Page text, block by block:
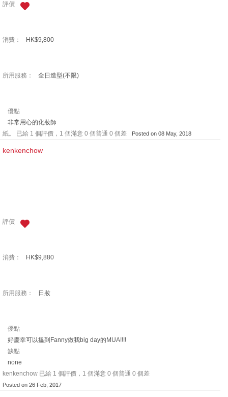
評價
消費： HK$9,800
所用服務： 全日造型(不限)
優點
非常用心的化妝師
紙。 已給 1 個評價，1 個滿意 0 個普通 0 個差
Posted on 08 May, 2018
kenkenchow
評價
消費： HK$9,880
所用服務： 日妝
優點
好慶幸可以搵到Fanny做我big day的MUA!!!!
缺點
none
kenkenchow 已給 1 個評價，1 個滿意 0 個普通 0 個差
Posted on 26 Feb, 2017